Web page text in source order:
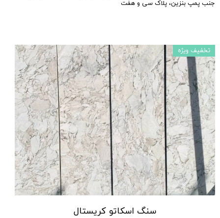
جنب پمپ بنزین، پلاک سی و هفت
سنگ اسکاتو کریستال
تخفیف ویژه